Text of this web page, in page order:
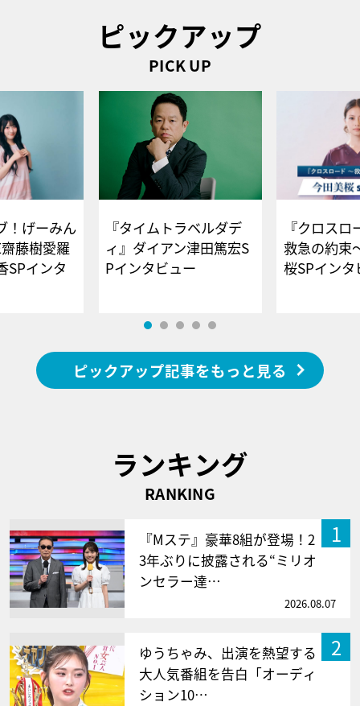
ピックアップ
PICK UP
！げーみん
藤樹愛羅
SPインタ
『タイムトラベルダデ
ィ』ダイアン津田篤宏S
Pインタビュー
『クロス
救急の約束
桜SPイ
ピックアップ記事をもっと見る
ランキング
RANKING
1
『Mステ』豪華8組が登場！2
3年ぶりに披露される“ミリオ
ンセラー達…
2026.08.07
2
ゆうちゃみ、出演を熱望する
大人気番組を告白「オーディ
ション10…